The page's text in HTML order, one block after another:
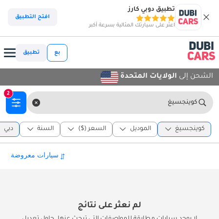
تطبيق دوبي كارز
اعثر على سيارتك المثالية بسرعة أكبر
افتح التطبيق
بع تطبيق
الشحن إلى الولايات المتحدة
كوينجسيغ
2
كوينجسيغ الموديل السعر ($) السنة دبي
لم نعثر على نتائج